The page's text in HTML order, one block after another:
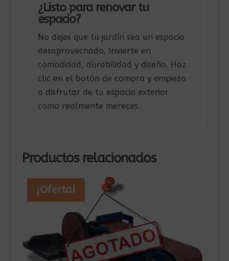
¿Listo para renovar tu
espacio?
No dejes que tu jardín sea un espacio
desaprovechado. Invierte en
comodidad, durabilidad y diseño. Haz
clic en el botón de compra y empieza
a disfrutar de tu espacio exterior
como realmente mereces.
Productos relacionados
¡Oferta!